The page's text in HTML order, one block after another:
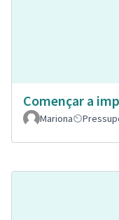
Començar a
Mariona